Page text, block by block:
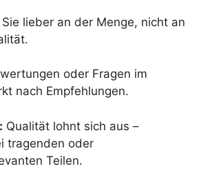
Sie lieber an der Menge, nicht an
oder Fragen im
nach Empfehlungen.
Qualität lohnt sich aus –
tragenden oder
Teilen.